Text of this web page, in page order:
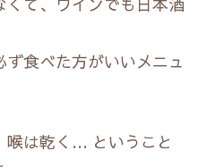
食べた方がいいメニュ
喉は乾く… ということ